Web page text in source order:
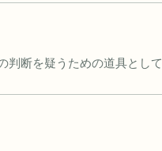
断を疑うための道具として